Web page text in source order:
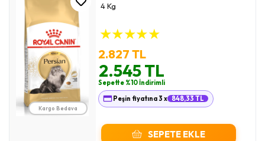
Kargo Bedava
4 Kg
★★★★★
2.827 TL
2.545 TL
Sepette %10 İndirimli
Peşin fiyatına 3 x
848,33 TL
SEPETE EKLE